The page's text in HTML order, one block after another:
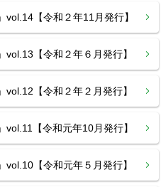
【令和２年11月発行】
【令和２年６月発行】
【令和２年２月発行】
【令和元年10月発行】
【令和元年５月発行】